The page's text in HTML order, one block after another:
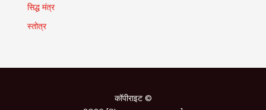
सिद्ध मंत्र
स्तोत्र
कॉपीराइट ©